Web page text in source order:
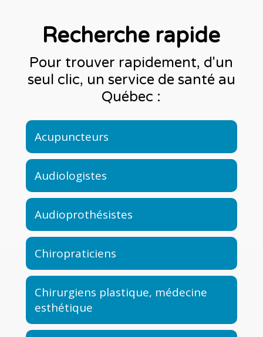
Recherche rapide
Pour trouver rapidement, d'un
seul clic, un service de santé au
Québec :
Acupuncteurs
Audiologistes
Audioprothésistes
Chiropraticiens
Chirurgiens plastique, médecine
esthétique